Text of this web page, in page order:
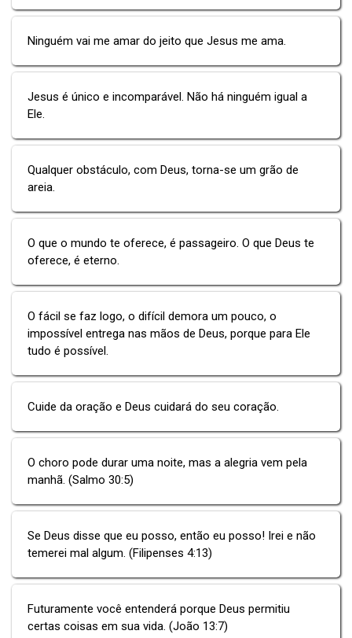
Ninguém vai me amar do jeito que Jesus me ama.
Jesus é único e incomparável. Não há ninguém igual a
Ele.
Qualquer obstáculo, com Deus, torna-se um grão de
areia.
O que o mundo te oferece, é passageiro. O que Deus te
oferece, é eterno.
O fácil se faz logo, o difícil demora um pouco, o
impossível entrega nas mãos de Deus, porque para Ele
tudo é possível.
Cuide da oração e Deus cuidará do seu coração.
O choro pode durar uma noite, mas a alegria vem pela
manhã. (Salmo 30:5)
Se Deus disse que eu posso, então eu posso! Irei e não
temerei mal algum. (Filipenses 4:13)
Futuramente você entenderá porque Deus permitiu
certas coisas em sua vida. (João 13:7)